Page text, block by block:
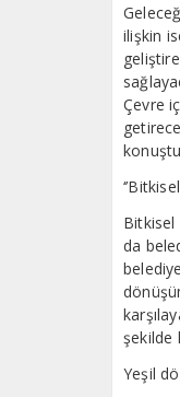
ilişkin
Çevre
Bitkisel
da
şekilde
Yeşil